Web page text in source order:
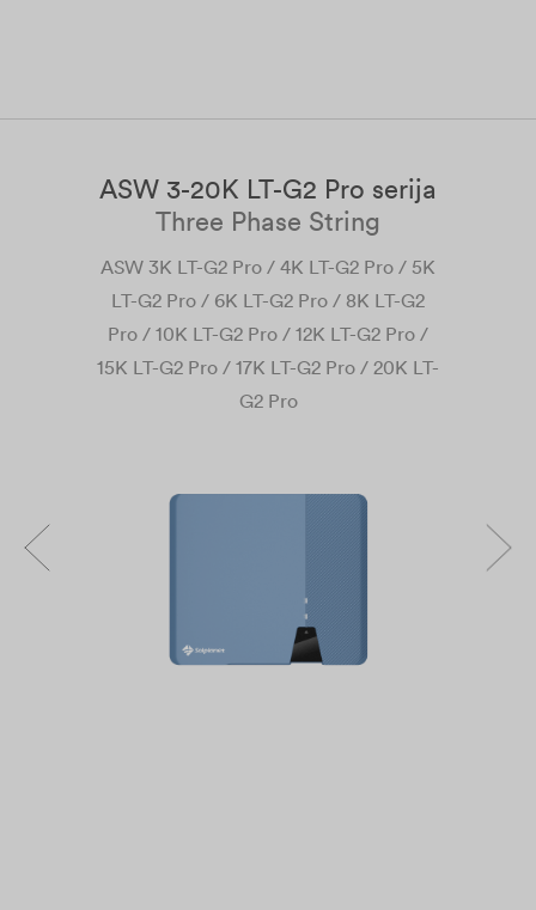
ASW 3-20K LT-G2 Pro serija
Three Phase String
ASW 3K LT-G2 Pro / 4K LT-G2 Pro / 5K
LT-G2 Pro / 6K LT-G2 Pro / 8K LT-G2
Pro / 10K LT-G2 Pro / 12K LT-G2 Pro /
15K LT-G2 Pro / 17K LT-G2 Pro / 20K LT-
G2 Pro